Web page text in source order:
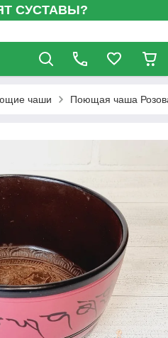
СУСТАВЫ?
чаши Поющая чаша